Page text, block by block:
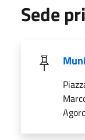
Sede